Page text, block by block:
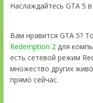
Наслаждайтесь GTA 5
Вам нравится GTA 5?
Redemption 2для
есть сетевой режим
множество других
прямо сейчас.